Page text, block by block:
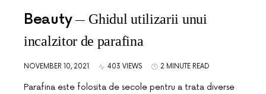
Beauty
Ghidul utilizarii unui
incalzitor de parafina
NOVEMBER 10, 2021 403 VIEWS 2 MINUTE READ
Parafina este folosita de secole pentru a trata diverse